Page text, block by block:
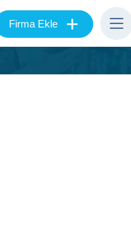
Firma Ekle +